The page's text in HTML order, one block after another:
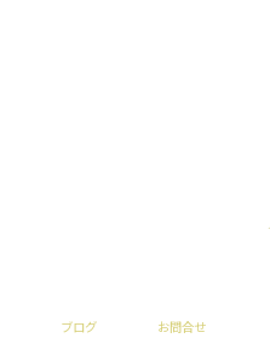
ブログ お問合せ